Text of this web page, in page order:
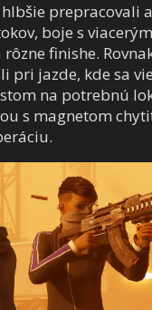
prepracovali
boje s
finishe.
pri jazde, kde sa
na potrebnú
s magnetom